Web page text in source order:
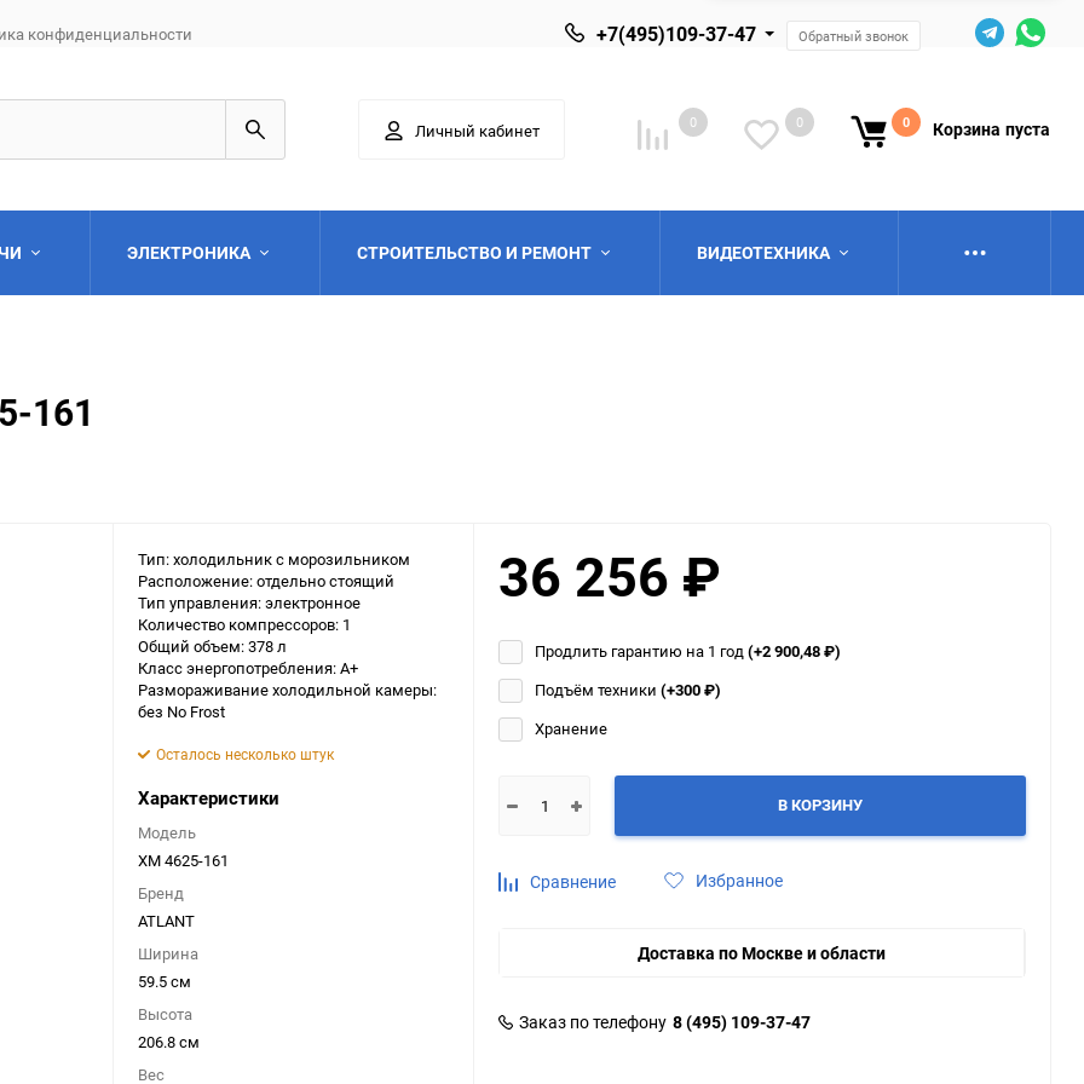
конфиденциальности +7(495)109-37-47 Обратный звонок
Личный кабинет 0 0 0 Корзина пуста
Выберите категорию
Выберите категорию
ЭЛЕКТРОНИКА СТРОИТЕЛЬСТВО И РЕМОНТ
Выберите категорию
ВИДЕОТЕХНИКА
161
Тип: холодильник с морозильником
Расположение: отдельно стоящий
Тип управления: электронное
Количество компрессоров: 1
Общий объем: 378 л
Класс энергопотребления: A+
Размораживание холодильной камеры:
без No Frost
Осталось несколько штук
Характеристики
Модель
ХМ 4625-161
Бренд
ATLANT
Ширина
59.5 см
Высота
206.8 см
Вес
36 256 ₽
Продлить гарантию на 1 год(+2 900,48₽)
Подъём техники (+300₽)
Хранение
В КОРЗИНУ
Сравнение Избранное
Доставка по Москве и области
Заказ по телефону 8 (495) 109-37-47